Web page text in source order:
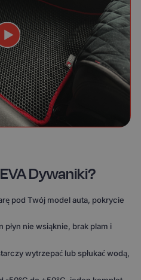
Dywaniki?
pod Twój model auta, pokrycie
płyn nie wsiąknie, brak plam i
wytrzepać lub spłukać wodą,